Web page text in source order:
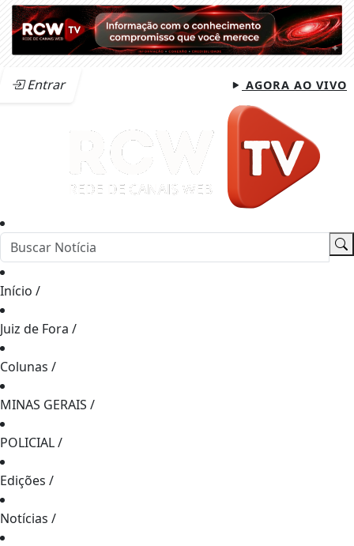
Entrar AGORA AO VIVO
Início /
Juiz de Fora /
Colunas /
MINAS GERAIS /
POLICIAL/
Edições /
Notícias /